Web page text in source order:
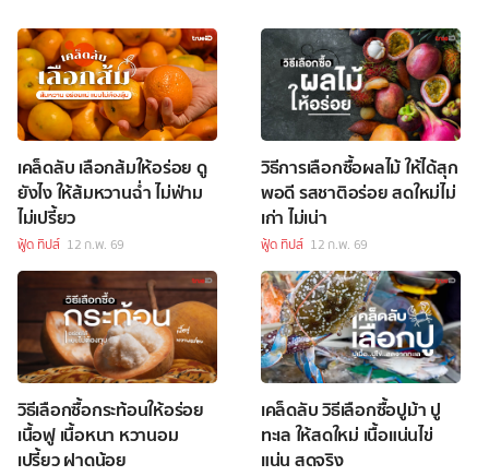
เคล็ดลับ เลือกส้มให้อร่อย ดู
ยังไง ให้ส้มหวานฉ่ำ ไม่ฟ่าม
ไม่เปรี้ยว
ฟู้ด ทิปส์ 12 ก.พ. 69
วิธีการเลือกซื้อผลไม้ ให้ได้สุก
พอดี รสชาติอร่อย สดใหม่ไม่
เก่า ไม่เน่า
ฟู้ด ทิปส์ 12 ก.พ. 69
วิธีเลือกซื้อกระท้อนให้อร่อย
เนื้อฟู เนื้อหนา หวานอม
เปรี้ยว ฝาดน้อย
เคล็ดลับ วิธีเลือกซื้อปูม้า ปู
ทะเล ให้สดใหม่ เนื้อแน่นไข่
แน่น สดจริง